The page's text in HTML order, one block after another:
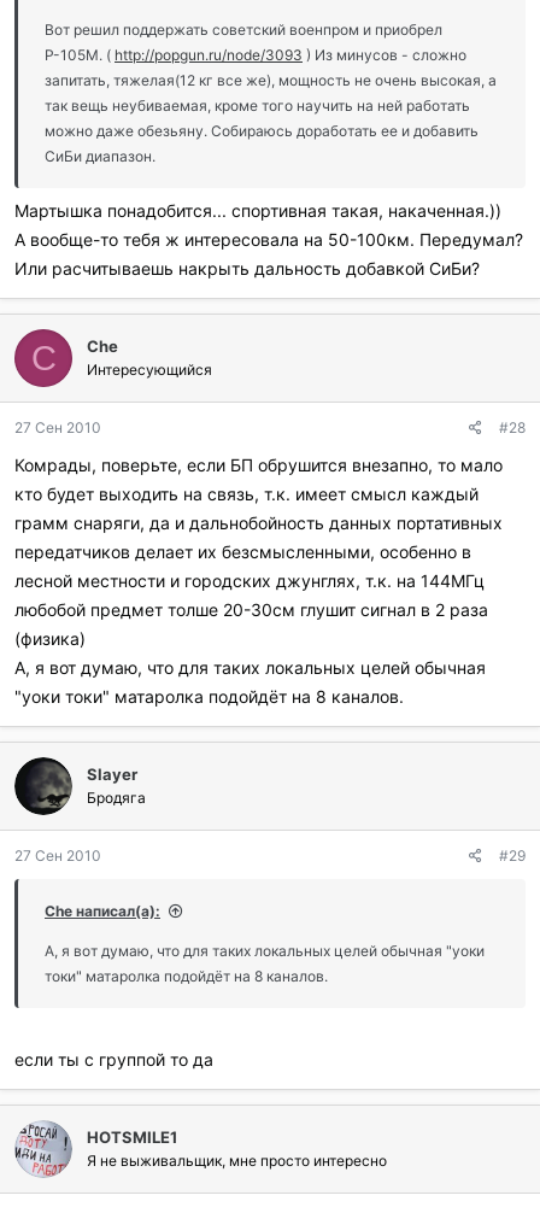
Вот решил поддержать советский военпром и приобрел
Р-105М. ( http://popgun.ru/node/3093 ) Из минусов - сложно
запитать, тяжелая(12 кг все же), мощность не очень высокая, а
так вещь неубиваемая, кроме того научить на ней работать
можно даже обезьяну. Собираюсь доработать ее и добавить
СиБи диапазон.
Мартышка понадобится... спортивная такая, накаченная.))
А вообще-то тебя ж интересовала на 50-100км. Передумал?
Или расчитываешь накрыть дальность добавкой СиБи?
C Che
Интересующийся
27 Сен 2010 #28
Комрады, поверьте, если БП обрушится внезапно, то мало
кто будет выходить на связь, т.к. имеет смысл каждый
грамм снаряги, да и дальнобойность данных портативных
передатчиков делает их безсмысленными, особенно в
лесной местности и городских джунглях, т.к. на 144МГц
любобой предмет толше 20-30см глушит сигнал в 2 раза
(физика)
А, я вот думаю, что для таких локальных целей обычная
"уоки токи" матаролка подойдёт на 8 каналов.
Slayer
Бродяга
27 Сен 2010 #29
Che написал(а):
А, я вот думаю, что для таких локальных целей обычная "уоки
токи" матаролка подойдёт на 8 каналов.
если ты с группой то да
HOTSMILE1
Я не выживальщик, мне просто интересно